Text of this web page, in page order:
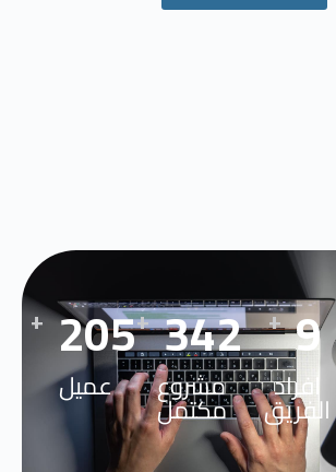
13
+
افراد
الفريق
494
+
مشروع
مكتمل
296
+
عميل